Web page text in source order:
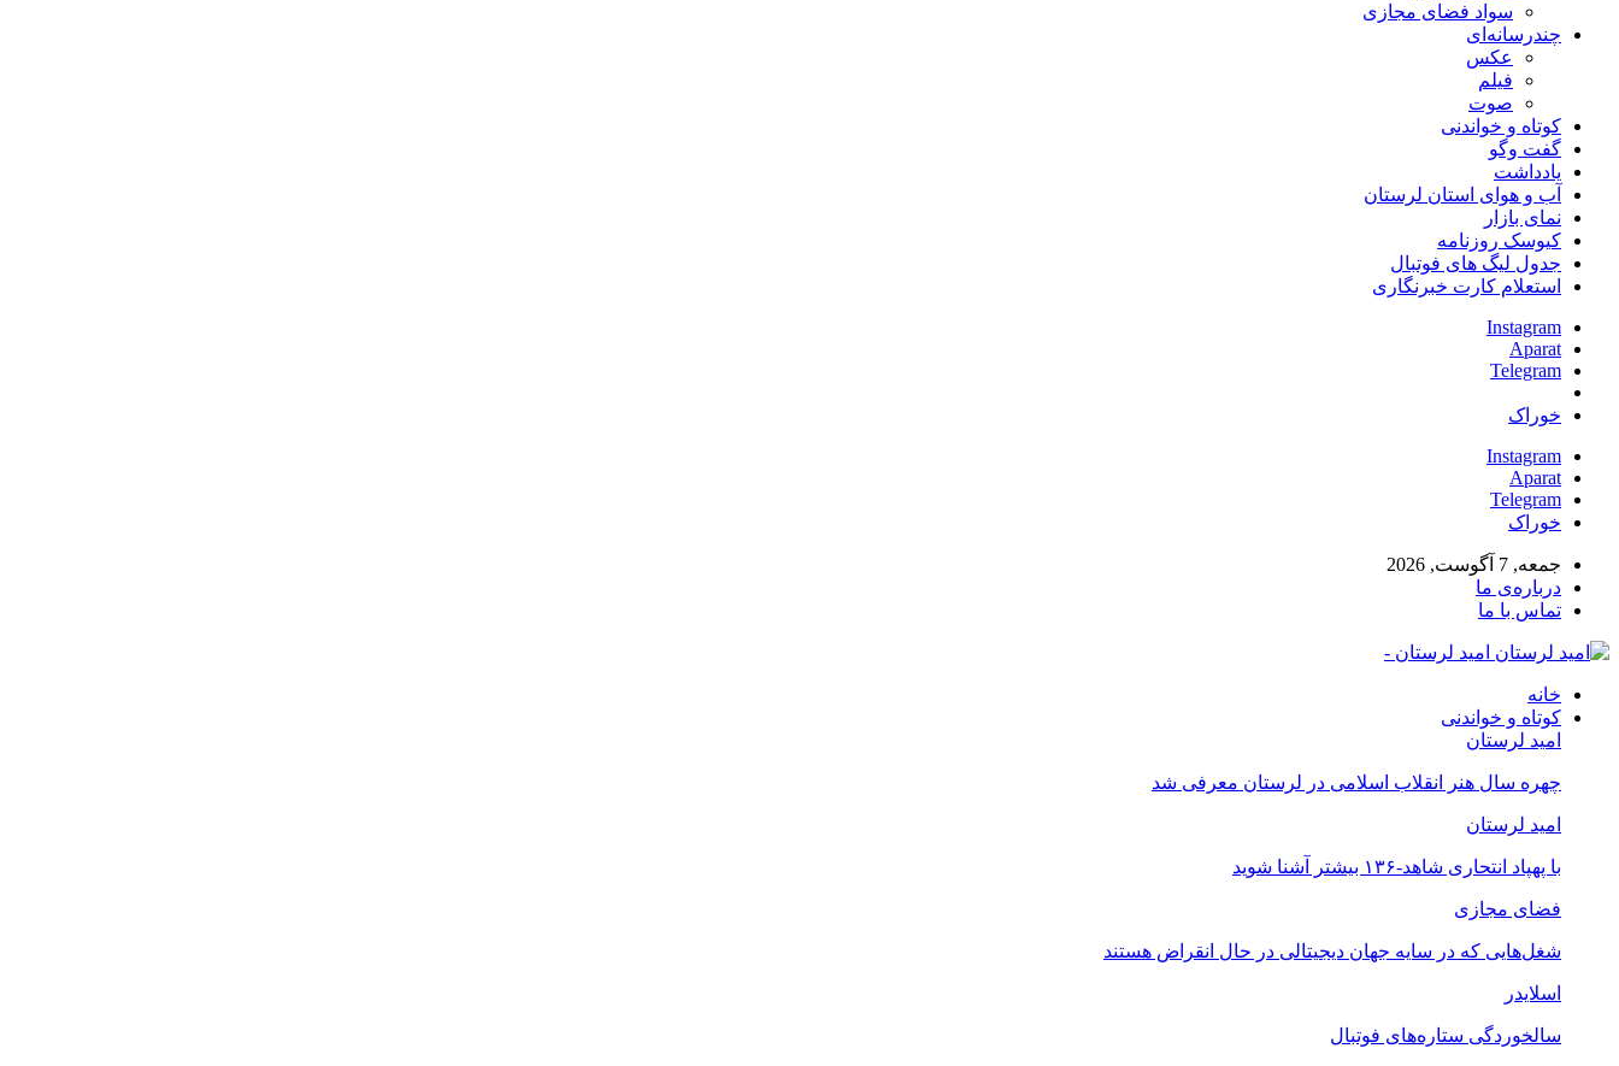
سواد فضای مجازی
چندرسانه‌ای
عكس
فیلم
صوت
کوتاه و خواندنی
گفت وگو
یادداشت
آب و هوای استان لرستان
نمای بازار
کیوسک روزنامه
جدول لیگ های فوتبال
استعلام کارت خبرنگاری
Instagram
Aparat
Telegram
خوراک
Instagram
Aparat
Telegram
خوراک
جمعه, 7 آگوست, 2026
درباره‌ی ما
تماس با ما
امید لرستان -
خانه
کوتاه و خواندنی
امید لرستان
چهره سال هنر انقلاب اسلامی در لرستان معرفی شد
امید لرستان
با پهپاد انتحاری شاهد-۱۳۶ بیشتر آشنا شوید
فضای مجازی
شغل‌‌هایی که در سایه جهان دیجیتالی در حال انقراض هستند
اسلایدر
سالخوردگی ستاره‌های فوتبال